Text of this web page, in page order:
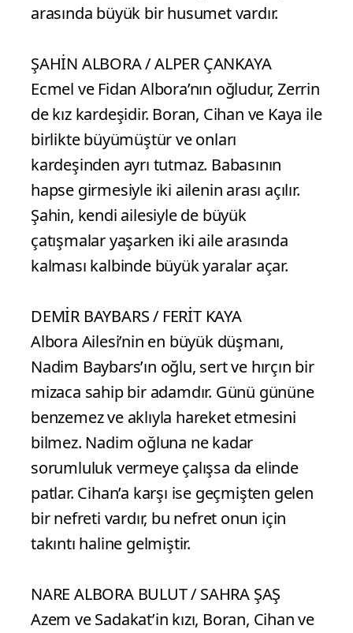
arasında büyük bir husumet vardır.
ŞAHİN ALBORA / ALPER ÇANKAYA
Ecmel ve Fidan Albora’nın oğludur, Zerrin
de kız kardeşidir. Boran, Cihan ve Kaya ile
birlikte büyümüştür ve onları
kardeşinden ayrı tutmaz. Babasının
hapse girmesiyle iki ailenin arası açılır.
Şahin, kendi ailesiyle de büyük
çatışmalar yaşarken iki aile arasında
kalması kalbinde büyük yaralar açar.
DEMİR BAYBARS / FERİT KAYA
Albora Ailesi’nin en büyük düşmanı,
Nadim Baybars’ın oğlu, sert ve hırçın bir
mizaca sahip bir adamdır. Günü gününe
benzemez ve aklıyla hareket etmesini
bilmez. Nadim oğluna ne kadar
sorumluluk vermeye çalışsa da elinde
patlar. Cihan’a karşı ise geçmişten gelen
bir nefreti vardır, bu nefret onun için
takıntı haline gelmiştir.
NARE ALBORA BULUT / SAHRA ŞAŞ
Azem ve Sadakat’in kızı, Boran, Cihan ve